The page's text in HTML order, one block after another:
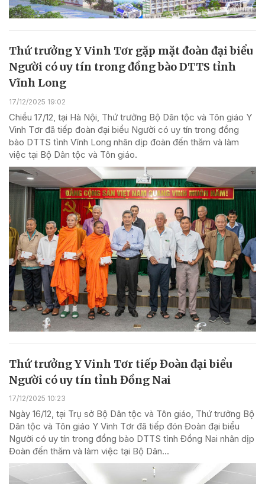
Thứ trưởng Y Vinh Tơr gặp mặt đoàn đại biểu
Người có uy tín trong đồng bào DTTS tỉnh
Vĩnh Long
17/12/2025 19:02
Chiều 17/12, tại Hà Nội, Thứ trưởng Bộ Dân tộc và Tôn giáo Y
Vinh Tơr đã tiếp đoàn đại biểu Người có uy tín trong đồng
bào DTTS tỉnh Vĩnh Long nhân dịp đoàn đến thăm và làm
việc tại Bộ Dân tộc và Tôn giáo.
Thứ trưởng Y Vinh Tơr tiếp Đoàn đại biểu
Người có uy tín tỉnh Đồng Nai
17/12/2025 10:23
Ngày 16/12, tại Trụ sở Bộ Dân tộc và Tôn giáo, Thứ trưởng Bộ
Dân tộc và Tôn giáo Y Vinh Tơr đã tiếp đón Đoàn đại biểu
Người có uy tín trong đồng bào DTTS tỉnh Đồng Nai nhân dịp
Đoàn đến thăm và làm việc tại Bộ Dân...